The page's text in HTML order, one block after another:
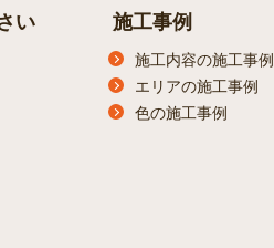
い 施工事例
施工内容の施工事例
エリアの施工事例
色の施工事例